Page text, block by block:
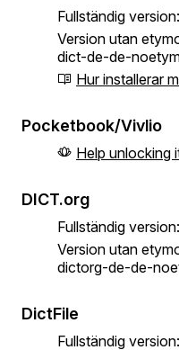
Fullständig version:
Version utan
dict-de-de-
Hur installerar
Pocketbook/Vivlio
Help unlocking
DICT.org
Fullständig version:
Version utan
dictorg-de-de-
DictFile
Fullständig version: